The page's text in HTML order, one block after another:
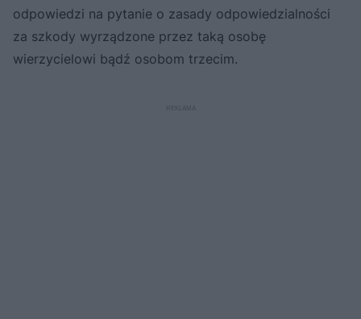
odpowiedzi na pytanie o zasady odpowiedzialności
za szkody wyrządzone przez taką osobę
wierzycielowi bądź osobom trzecim.